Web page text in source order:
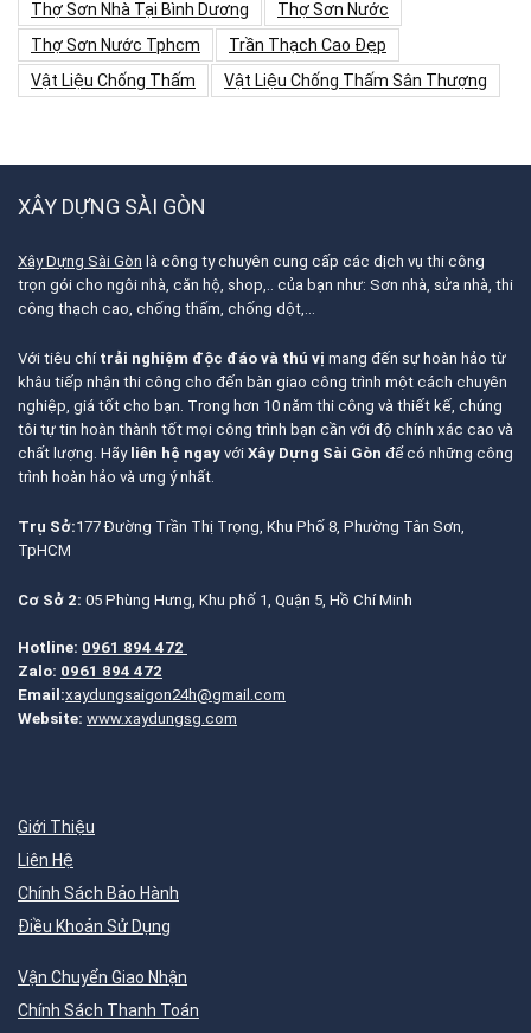
Thợ Sơn Nhà Tại Bình Dương
Thợ Sơn Nước
Thợ Sơn Nước Tphcm
Trần Thạch Cao Đẹp
Vật Liệu Chống Thấm
Vật Liệu Chống Thấm Sân Thượng
XÂY DỰNG SÀI GÒN
Xây Dựng Sài Gòn là công ty chuyên cung cấp các dịch vụ thi công
trọn gói cho ngôi nhà, căn hộ, shop,.. của bạn như: Sơn nhà, sửa nhà, thi
công thạch cao, chống thấm, chống dột,…
Với tiêu chí trải nghiệm độc đáo và thú vị mang đến sự hoàn hảo từ
khâu tiếp nhận thi công cho đến bàn giao công trình một cách chuyên
nghiệp, giá tốt cho bạn. Trong hơn 10 năm thi công và thiết kế, chúng
tôi tự tin hoàn thành tốt mọi công trình bạn cần với độ chính xác cao và
chất lượng. Hãy liên hệ ngay với Xây Dựng Sài Gòn để có những công
trình hoàn hảo và ưng ý nhất.
Trụ Sở:177 Đường Trần Thị Trọng, Khu Phố 8, Phường Tân Sơn,
TpHCM
Cơ Sở 2: 05 Phùng Hưng, Khu phố 1, Quận 5, Hồ Chí Minh
Hotline: 0961 894 472
Zalo: 0961 894 472
Email:xaydungsaigon24h@gmail.com
Website: www.xaydungsg.com
Giới Thiệu
Liên Hệ
Chính Sách Bảo Hành
Điều Khoản Sử Dụng
Vận Chuyển Giao Nhận
Chính Sách Thanh Toán